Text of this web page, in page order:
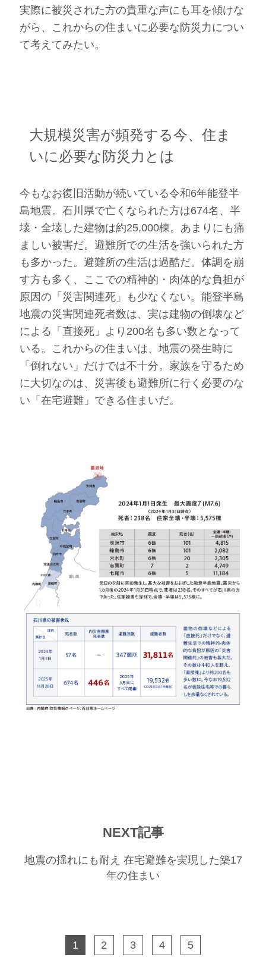
実際に被災された方の貴重な声にも耳を傾けな
がら、これからの住まいに必要な防災力につい
て考えてみたい。
大規模災害が頻発する今、住ま
いに必要な防災力とは
今もなお復旧活動が続いている令和6年能登半
島地震。石川県で亡くなられた方は674名、半
壊・全壊した建物は約25,000棟。あまりにも痛
ましい被害だ。避難所での生活を強いられた方
も多かった。避難所の生活は過酷だ。体調を崩
す方も多く、ここでの精神的・肉体的な負担が
原因の「災害関連死」も少なくない。能登半島
地震の災害関連死者数は、実は建物の倒壊など
による「直接死」より200名も多い数となって
いる。これからの住まいは、地震の発生時に
「倒れない」だけでは不十分。家族を守るため
に大切なのは、災害後も避難所に行く必要のな
い「在宅避難」できる住まいだ。
1 2 3 4 5
NEXT記事
地震の揺れにも耐え 在宅避難を実現した築17
年の住まい